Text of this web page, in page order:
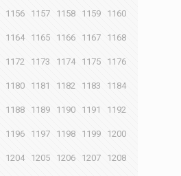
1156 1157 1158 1159 1160
1164 1165 1166 1167 1168
1172 1173 1174 1175 1176
1180 1181 1182 1183 1184
1188 1189 1190 1191 1192
1196 1197 1198 1199 1200
1204 1205 1206 1207 1208